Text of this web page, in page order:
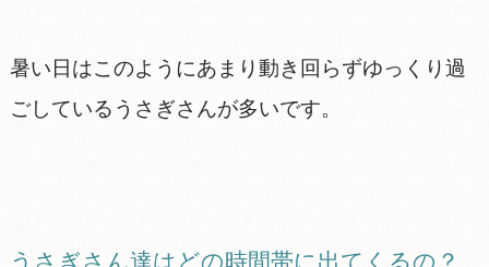
暑い日はこのようにあまり動き回らずゆっくり過
ごしているうさぎさんが多いです。
うさぎさん達はどの時間帯に出てくるの？